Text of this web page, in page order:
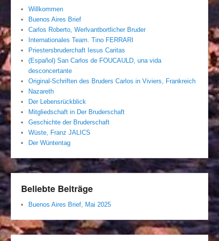
Willkommen
Buenos Aires Brief
Carlos Roberto, Werlvantbortlicher Bruder
Internationales Team. Tino FERRARI
Priestersbruderchaft Iesus Caritas
(Español) San Carlos de FOUCAULD, una vida
desconcertante
Original-Schriften des Bruders Carlos in Viviers, Frankreich
Nazareth
Der Lebensrückblick
Mitgliedschaft in Der Bruderschaft
Geschichte der Bruderschaft
Wüste, Franz JALICS
Der Wüntentag
Beliebte Beiträge
Buenos Aires Brief, Mai 2025